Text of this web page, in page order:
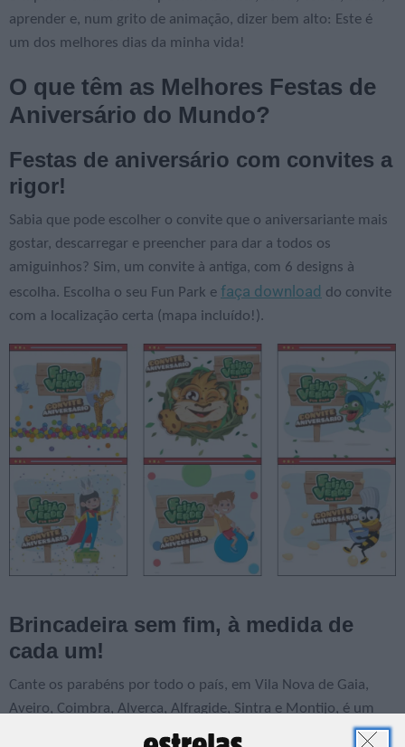
aprender e, num grito de animação, dizer bem alto: Este é
um dos melhores dias da minha vida!
O que têm as Melhores Festas de
Aniversário do Mundo?
Festas de aniversário com convites a
rigor!
Sabia que pode escolher o convite que o aniversariante mais
gostar, descarregar e preencher para dar a todos os
amiguinhos? Sim, um convite à antiga, com 6 designs à
escolha. Escolha o seu Fun Park e faça download do convite
com a localização certa (mapa incluído!).
Brincadeira sem fim, à medida de
cada um!
Cante os parabéns por todo o país, em Vila Nova de Gaia,
Aveiro, Coimbra, Alverca, Alfragide, Sintra e Montijo, é um
destino de diversão para crianças a partir dos 12 meses. Cada